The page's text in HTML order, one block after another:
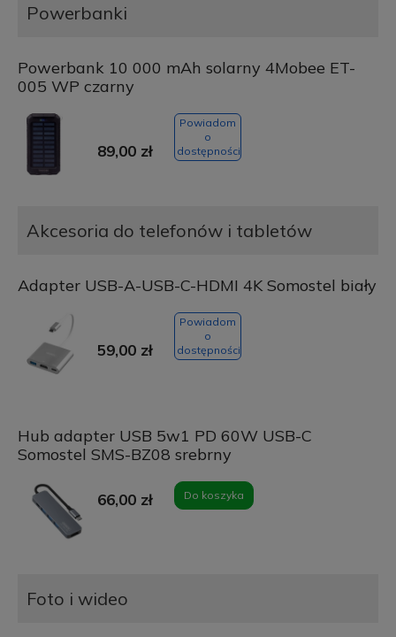
Powerbanki
Powerbank 10 000 mAh solarny 4Mobee ET-
005 WP czarny
89,00 zł
Powiadom
o
dostępności
Akcesoria do telefonów i tabletów
Adapter USB-A-USB-C-HDMI 4K Somostel biały
59,00 zł
Powiadom
o
dostępności
Hub adapter USB 5w1 PD 60W USB-C
Somostel SMS-BZ08 srebrny
66,00 zł Do koszyka
Foto i wideo